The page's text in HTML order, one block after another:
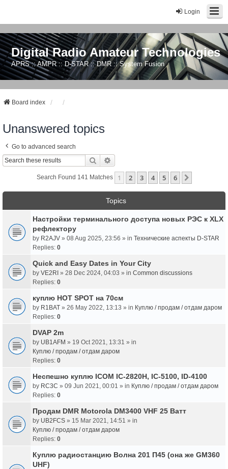
Login
Digital Radio Amateur Technologies
APRS :: AMPR :: D-STAR :: DMR :: System Fusion
Board index
Unanswered topics
Go to advanced search
Search
Search Found 141 Matches 1 2 3 4 5 6
Topics
Настройки терминального доступа новых РЭС к XLX
рефлектору
by R2AJV » 08 Aug 2025, 23:56 » in Технические аспекты D-STAR
Replies: 0
Quick and Easy Dates in Your City
by VE2RI » 28 Dec 2024, 04:03 » in Common discussions
Replies: 0
куплю HOT SPOT на 70см
by R1BAT » 26 May 2022, 13:13 » in Куплю / продам / отдам даром
Replies: 0
DVAP 2m
by UB1AFM » 19 Oct 2021, 13:31 » in
Куплю / продам / отдам даром
Replies: 0
Неспешно куплю ICOM IC-2820H, IC-5100, ID-4100
by RC3C » 09 Jun 2021, 00:01 » in Куплю / продам / отдам даром
Replies: 0
Продам DMR Motorola DM3400 VHF 25 Ватт
by UB2FCS » 15 Mar 2021, 14:51 » in
Куплю / продам / отдам даром
Replies: 0
Куплю радиостанцию Волна 201 П45 (она же GM360
UHF)